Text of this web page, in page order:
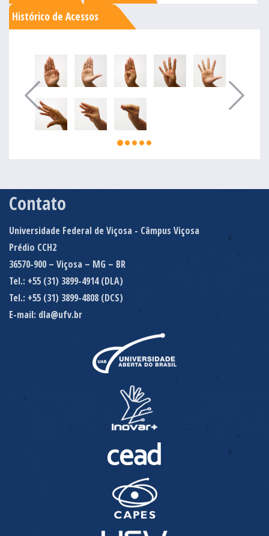
Histórico de Acessos
Contato
Universidade Federal de Viçosa - Câmpus Viçosa
Prédio CCH2
36570-900 – Viçosa – MG – BR
Tel.: +55 (31) 3899-4914 (DLA)
Tel.: +55 (31) 3899-4808 (DCS)
E-mail: dla@ufv.br